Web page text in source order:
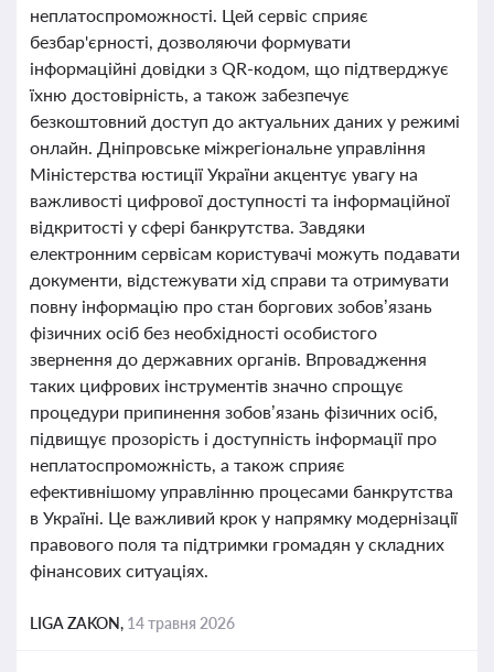
неплатоспроможності. Цей сервіс сприяє
безбар'єрності, дозволяючи формувати
інформаційні довідки з QR-кодом, що підтверджує
їхню достовірність, а також забезпечує
безкоштовний доступ до актуальних даних у режимі
онлайн. Дніпровське міжрегіональне управління
Міністерства юстиції України акцентує увагу на
важливості цифрової доступності та інформаційної
відкритості у сфері банкрутства. Завдяки
електронним сервісам користувачі можуть подавати
документи, відстежувати хід справи та отримувати
повну інформацію про стан боргових зобов’язань
фізичних осіб без необхідності особистого
звернення до державних органів. Впровадження
таких цифрових інструментів значно спрощує
процедури припинення зобов’язань фізичних осіб,
підвищує прозорість і доступність інформації про
неплатоспроможність, а також сприяє
ефективнішому управлінню процесами банкрутства
в Україні. Це важливий крок у напрямку модернізації
правового поля та підтримки громадян у складних
фінансових ситуаціях.
LIGA ZAKON, 14 травня 2026